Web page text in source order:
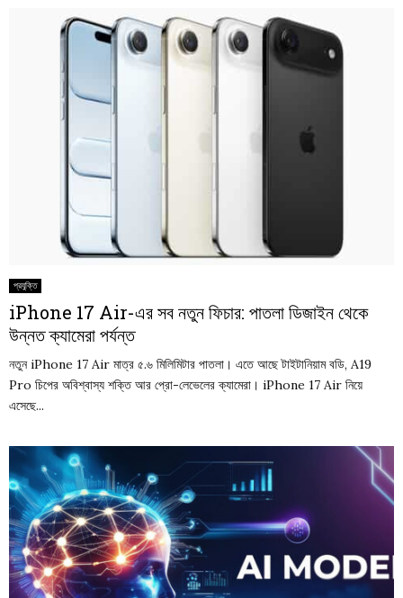
প্রযুক্তি
iPhone 17 Air-এর সব নতুন ফিচার: পাতলা ডিজাইন থেকে
উন্নত ক্যামেরা পর্যন্ত
নতুন iPhone 17 Air মাত্র ৫.৬ মিলিমিটার পাতলা। এতে আছে টাইটানিয়াম বডি, A19
Pro চিপের অবিশ্বাস্য শক্তি আর প্রো-লেভেলের ক্যামেরা। iPhone 17 Air নিয়ে
এসেছে...